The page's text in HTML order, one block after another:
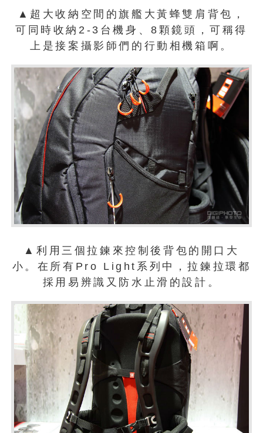
▲超大收納空間的旗艦大黃蜂雙肩背包，
可同時收納2-3台機身、8顆鏡頭，可稱得
上是接案攝影師們的行動相機箱啊。
▲利用三個拉鍊來控制後背包的開口大
小。在所有Pro Light系列中，拉鍊拉環都
採用易辨識又防水止滑的設計。